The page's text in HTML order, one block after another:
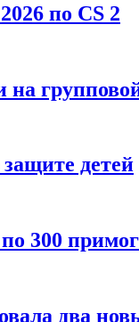
по CS 2
детей
300
два